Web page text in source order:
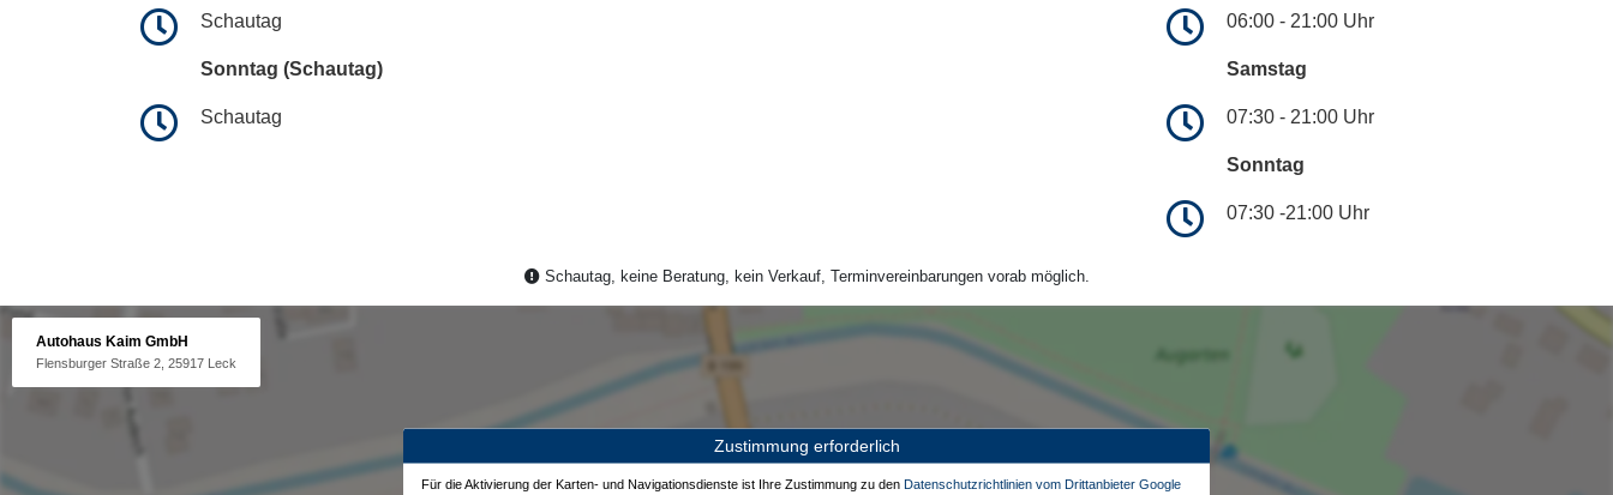
Schautag
Sonntag (Schautag)
Schautag
06:00 - 21:00 Uhr
Samstag
07:30 - 21:00 Uhr
Sonntag
07:30 -21:00 Uhr
Schautag, keine Beratung, kein Verkauf, Terminvereinbarungen vorab möglich.
Autohaus Kaim GmbH
Flensburger Straße 2, 25917 Leck
Zustimmung erforderlich
Für die Aktivierung der Karten- und Navigationsdienste ist Ihre Zustimmung zu den Datenschutzrichtlinien vom Drittanbieter Google